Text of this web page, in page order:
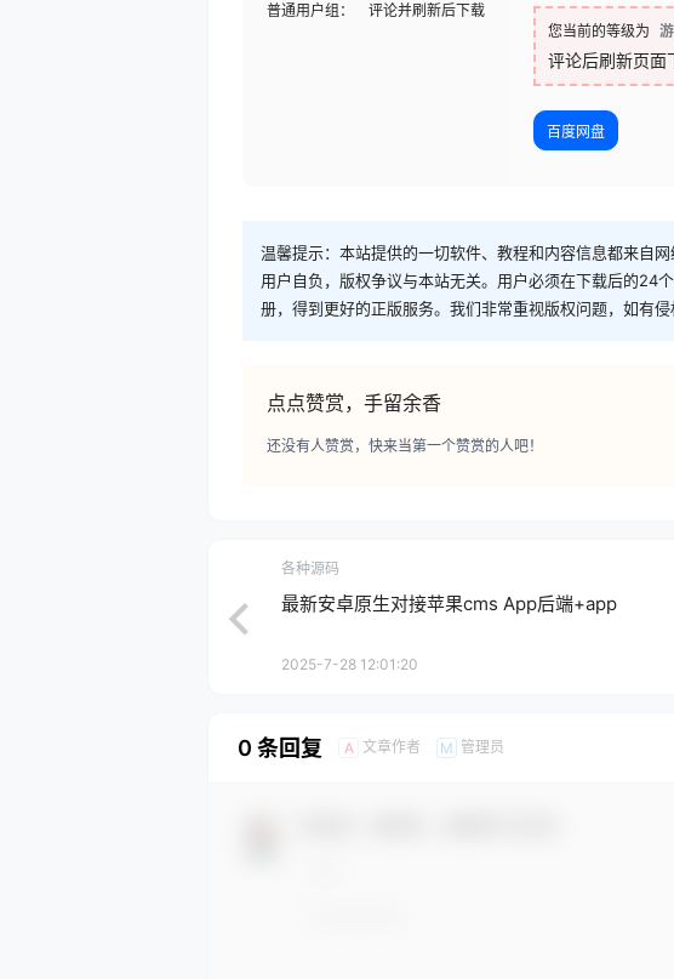
普通用户组： 评论并刷新后下载
您当前的等级为
评论后刷新页面
百度网盘
温馨提示：本站提供的一切软件、教程和内容信息都来自
用户自负，版权争议与本站无关。用户必须在下载后的24
册，得到更好的正版服务。我们非常重视版权问题，如有
点点赞赏，手留余香
还没有人赞赏，快来当第一个赞赏的人吧！
各种源码
最新安卓原生对接苹果cms App后端+app
2025-7-28 12:01:20
0 条回复 A 文章作者 M 管理员